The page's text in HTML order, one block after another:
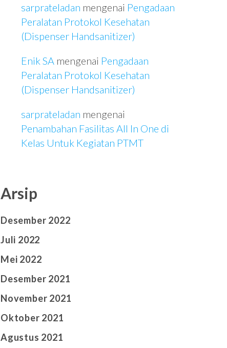
sarprateladan mengenai Pengadaan
Peralatan Protokol Kesehatan
(Dispenser Handsanitizer)
Enik SA mengenai Pengadaan
Peralatan Protokol Kesehatan
(Dispenser Handsanitizer)
sarprateladan mengenai
Penambahan Fasilitas All In One di
Kelas Untuk Kegiatan PTMT
Arsip
Desember 2022
Juli 2022
Mei 2022
Desember 2021
November 2021
Oktober 2021
Agustus 2021